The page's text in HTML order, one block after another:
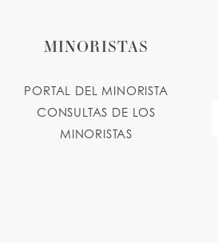
MINORISTAS
PORTAL DEL MINORISTA
CONSULTAS DE LOS
MINORISTAS